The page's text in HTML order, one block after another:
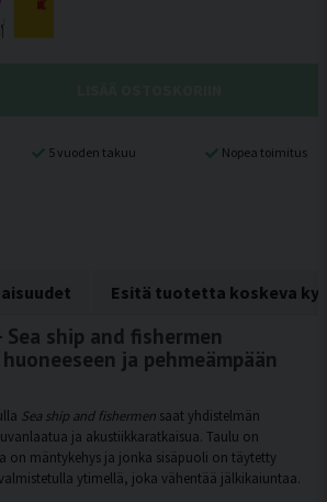
5 vuoden takuu Nopea toimitus
Esitä tuotetta koskeva
ship and fishermen
ja pehmeämpään
Sea ship and fishermen saat yhdistelmän
ja akustiikkaratkaisua. Taulu on
on mäntykehys ja jonka sisäpuoli on täytetty
ytimellä, joka vähentää jälkikaiuntaa.